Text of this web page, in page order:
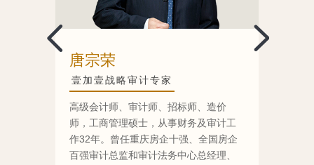
唐宗荣
壹加壹战略审计专家
高级会计师、审计师、招标师、造价
师，工商管理硕士，从事财务及审计工
作32年。曾任重庆房企十强、全国房企
百强审计总监和审计法务中心总经理、